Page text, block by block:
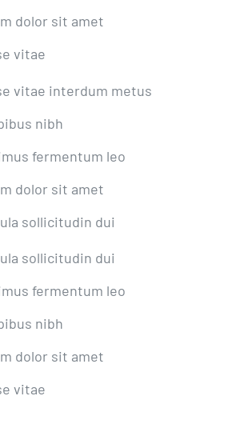
dolor sit amet
vitae
vitae interdum metus
nibh
fermentum leo
dolor sit amet
sollicitudin dui
sollicitudin dui
fermentum leo
nibh
dolor sit amet
vitae